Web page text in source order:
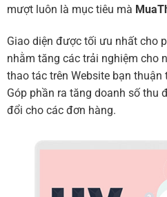
mượt luôn là mục tiêu mà
Giao diện được tối ưu nhất cho
nhằm tăng các trải nghiệm cho
thao tác trên Website bạn thuận
Góp phần ra tăng doanh số thu
đổi cho các đơn hàng.